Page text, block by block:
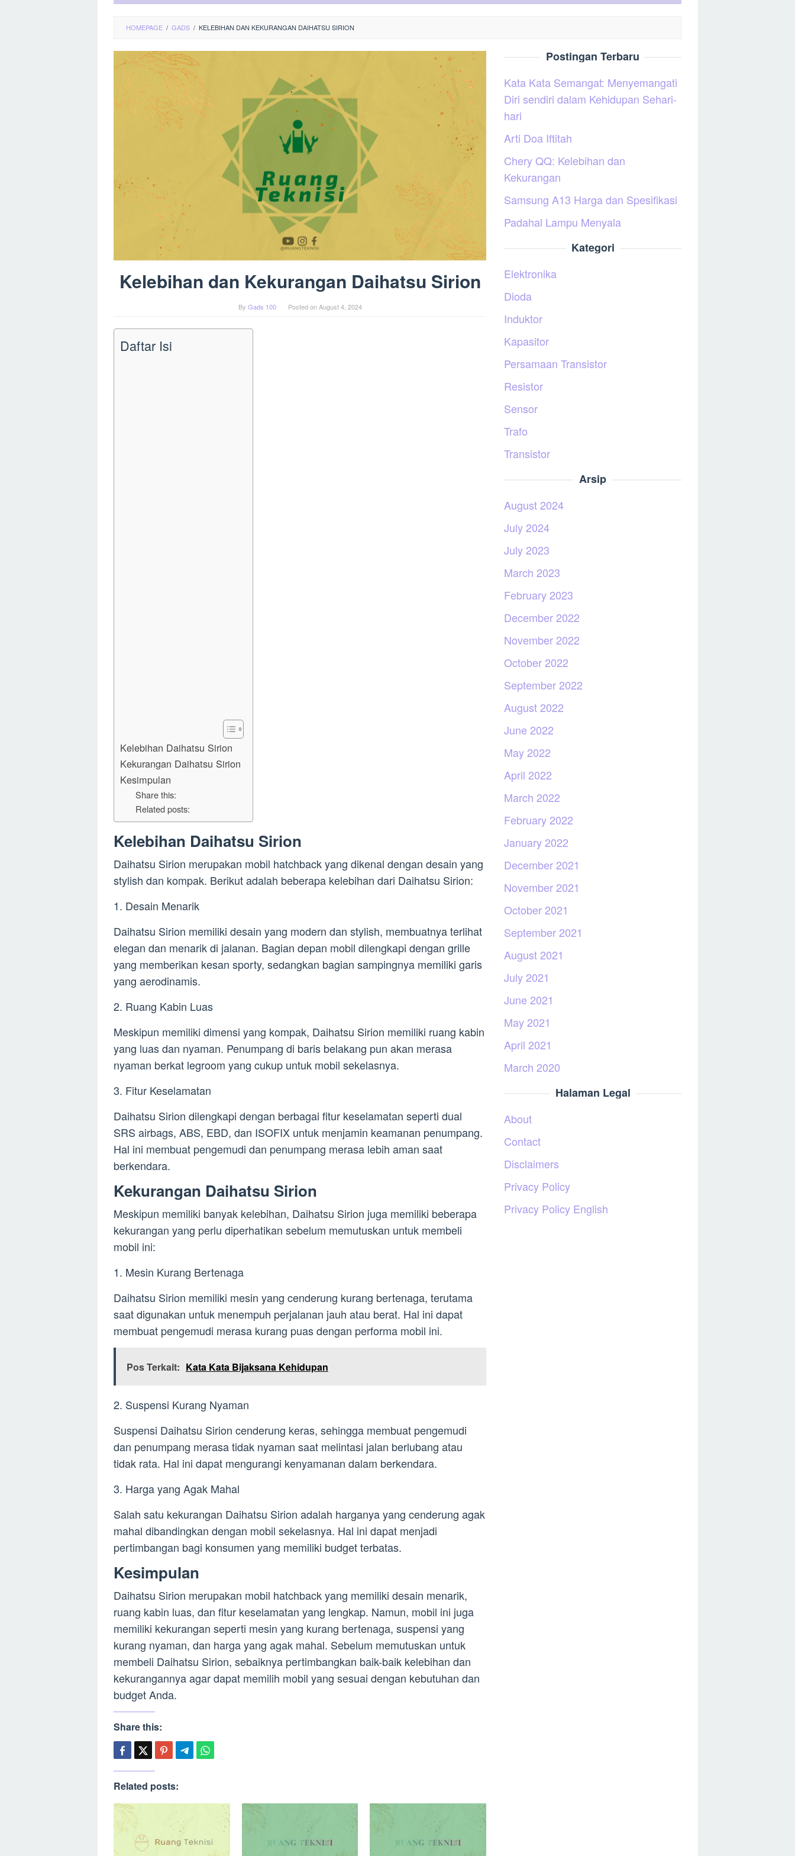
HOMEPAGE / GADS / KELEBIHAN DAN KEKURANGAN DAIHATSU SIRION
Kelebihan dan Kekurangan Daihatsu Sirion
By Gads 100 Posted onAugust 4, 2024
Daftar Isi
Kelebihan Daihatsu Sirion
Kekurangan Daihatsu Sirion
Kesimpulan
Share this:
Related posts:
Kelebihan Daihatsu Sirion
Daihatsu Sirion merupakan mobil hatchback yang dikenal dengan desain yang
stylish dan kompak. Berikut adalah beberapa kelebihan dari Daihatsu Sirion:
1. Desain Menarik
Daihatsu Sirion memiliki desain yang modern dan stylish, membuatnya terlihat
elegan dan menarik di jalanan. Bagian depan mobil dilengkapi dengan grille
yang memberikan kesan sporty, sedangkan bagian sampingnya memiliki garis
yang aerodinamis.
2. Ruang Kabin Luas
Meskipun memiliki dimensi yang kompak, Daihatsu Sirion memiliki ruang kabin
yang luas dan nyaman. Penumpang di baris belakang pun akan merasa
nyaman berkat legroom yang cukup untuk mobil sekelasnya.
3. Fitur Keselamatan
Daihatsu Sirion dilengkapi dengan berbagai fitur keselamatan seperti dual
SRS airbags, ABS, EBD, dan ISOFIX untuk menjamin keamanan penumpang.
Hal ini membuat pengemudi dan penumpang merasa lebih aman saat
berkendara.
Kekurangan Daihatsu Sirion
Meskipun memiliki banyak kelebihan, Daihatsu Sirion juga memiliki beberapa
kekurangan yang perlu diperhatikan sebelum memutuskan untuk membeli
mobil ini:
1. Mesin Kurang Bertenaga
Daihatsu Sirion memiliki mesin yang cenderung kurang bertenaga, terutama
saat digunakan untuk menempuh perjalanan jauh atau berat. Hal ini dapat
membuat pengemudi merasa kurang puas dengan performa mobil ini.
Pos Terkait: Kata Kata Bijaksana Kehidupan
2. Suspensi Kurang Nyaman
Suspensi Daihatsu Sirion cenderung keras, sehingga membuat pengemudi
dan penumpang merasa tidak nyaman saat melintasi jalan berlubang atau
tidak rata. Hal ini dapat mengurangi kenyamanan dalam berkendara.
3. Harga yang Agak Mahal
Salah satu kekurangan Daihatsu Sirion adalah harganya yang cenderung agak
mahal dibandingkan dengan mobil sekelasnya. Hal ini dapat menjadi
pertimbangan bagi konsumen yang memiliki budget terbatas.
Kesimpulan
Daihatsu Sirion merupakan mobil hatchback yang memiliki desain menarik,
ruang kabin luas, dan fitur keselamatan yang lengkap. Namun, mobil ini juga
memiliki kekurangan seperti mesin yang kurang bertenaga, suspensi yang
kurang nyaman, dan harga yang agak mahal. Sebelum memutuskan untuk
membeli Daihatsu Sirion, sebaiknya pertimbangkan baik-baik kelebihan dan
kekurangannya agar dapat memilih mobil yang sesuai dengan kebutuhan dan
budget Anda.
Share this:
Related posts:
Postingan Terbaru
Kata Kata Semangat: Menyemangati
Diri sendiri dalam Kehidupan Sehari-
hari
Arti Doa Iftitah
Chery QQ: Kelebihan dan
Kekurangan
Samsung A13 Harga dan Spesifikasi
Padahal Lampu Menyala
Kategori
Elektronika
Dioda
Induktor
Kapasitor
Persamaan Transistor
Resistor
Sensor
Trafo
Transistor
Arsip
August 2024
July 2024
July 2023
March 2023
February 2023
December 2022
November 2022
October 2022
September 2022
August 2022
June 2022
May 2022
April 2022
March 2022
February 2022
January 2022
December 2021
November 2021
October 2021
September 2021
August 2021
July 2021
June 2021
May 2021
April 2021
March 2020
Halaman Legal
About
Contact
Disclaimers
Privacy Policy
Privacy Policy English